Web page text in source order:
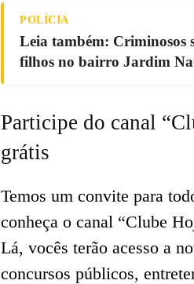
POLÍCIA
Leia também: Criminosos
filhos no bairro Jardim
Participe do canal
grátis
Temos um convite para
conheça o canal “Clube
Lá, vocês terão acesso a
concursos públicos,